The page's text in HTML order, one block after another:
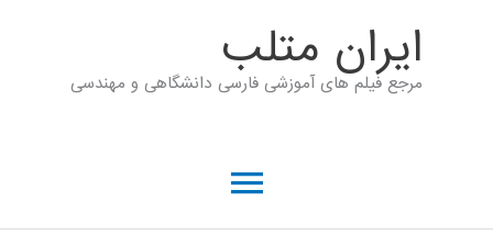
ايران متلب
مرجع فیلم های آموزشی فارسی دانشگاهی و مهندسی
فهرست